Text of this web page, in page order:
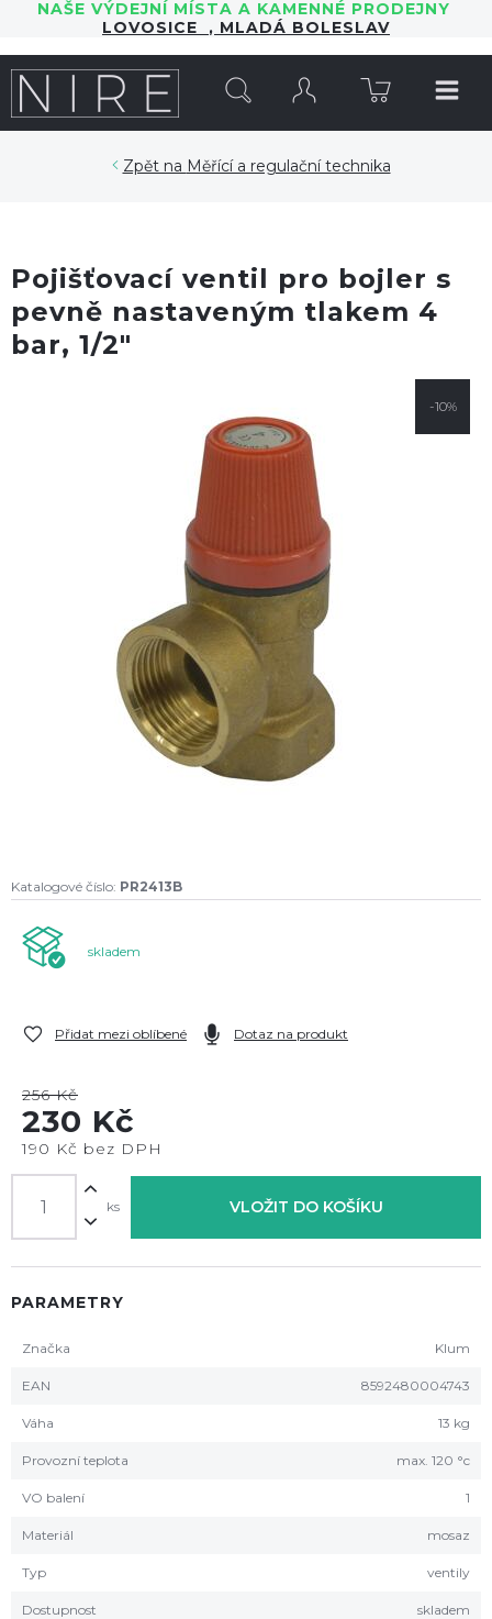
NAŠE VÝDEJNÍ MÍSTA A KAMENNÉ PRODEJNY
LOVOSICE , MLADÁ BOLESLAV
Měřící a regulační technika
Pojišťovací ventil pro bojler s
pevně nastaveným tlakem 4
bar, 1/2"
-10%
Katalogové číslo: PR2413B
skladem
Přidat mezi oblíbené Dotaz na produkt
256 Kč
230 Kč
190 Kč bez DPH
ks VLOŽIT DO KOŠÍKU
PARAMETRY
Značka Klum
EAN 8592480004743
Váha 13 kg
Provozní teplota max. 120 °c
VO balení 1
Materiál mosaz
Typ ventily
Dostupnost skladem